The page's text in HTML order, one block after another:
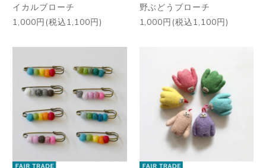
イカルブローチ
1,000円(税込1,100円)
野ぶどうブローチ
1,000円(税込1,100円)